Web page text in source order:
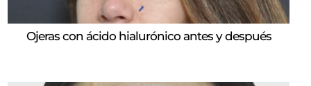
Ojeras con ácido hialurónico antes y después